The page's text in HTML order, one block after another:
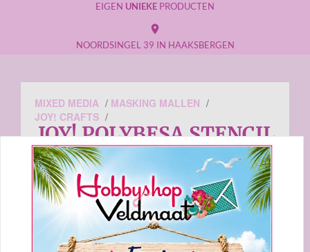
EIGEN UNIEKE PRODUCTEN
place
NOORDSINGEL 39 IN HAAKSBERGEN
MIXED MEDIA / MASKING MALLEN /
JOY! CRAFTS /
JOY! POLYBESA STENCIL
DENDENNIS DISPLAY
CLOUDS 6002/0887